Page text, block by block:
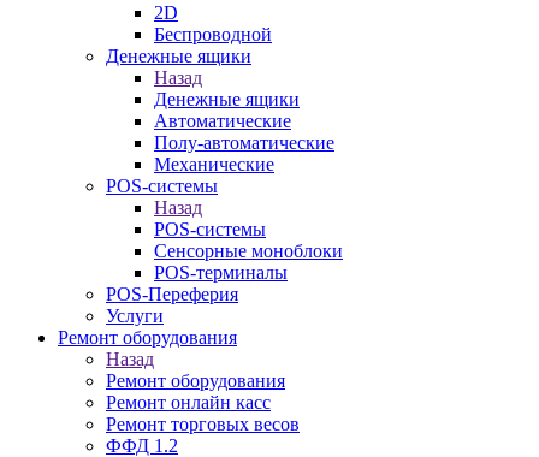
2D
Беспроводной
Денежные ящики
Назад
Денежные ящики
Автоматические
Полу-автоматические
Механические
POS-системы
Назад
POS-системы
Сенсорные моноблоки
POS-терминалы
POS-Переферия
Услуги
Ремонт оборудования
Назад
Ремонт оборудования
Ремонт онлайн касс
Ремонт торговых весов
ФФД 1.2